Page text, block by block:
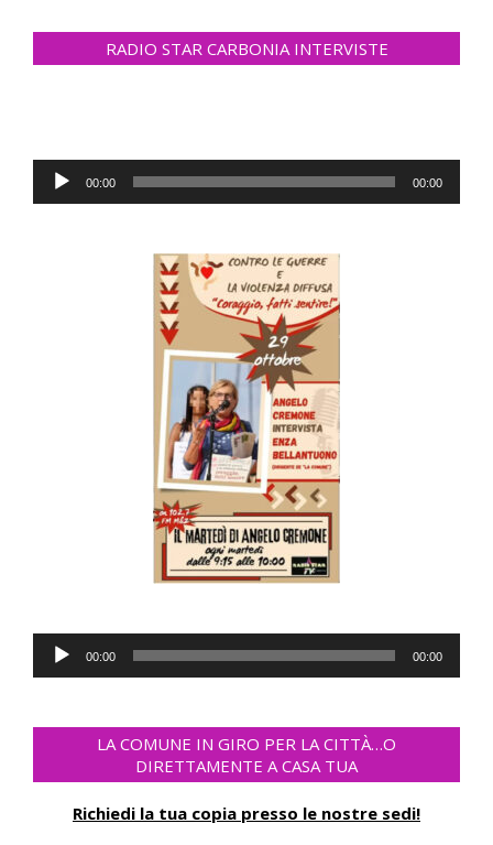
RADIO STAR CARBONIA INTERVISTE
Audio-
Player
00:00 00:00
Audio-
Player
00:00 00:00
LA COMUNE IN GIRO PER LA CITTÀ…O
DIRETTAMENTE A CASA TUA
Richiedi la tua copia presso le nostre sedi!